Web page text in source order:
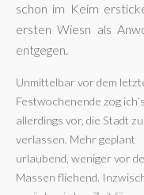
schon im Keim
ersten Wiesn als
entgegen.
Unmittelbar vor dem
Festwochenende zog ich’s
allerdings vor, die Stadt zu
verlassen. Mehr geplant
urlaubend, weniger vor
Massen fliehend.